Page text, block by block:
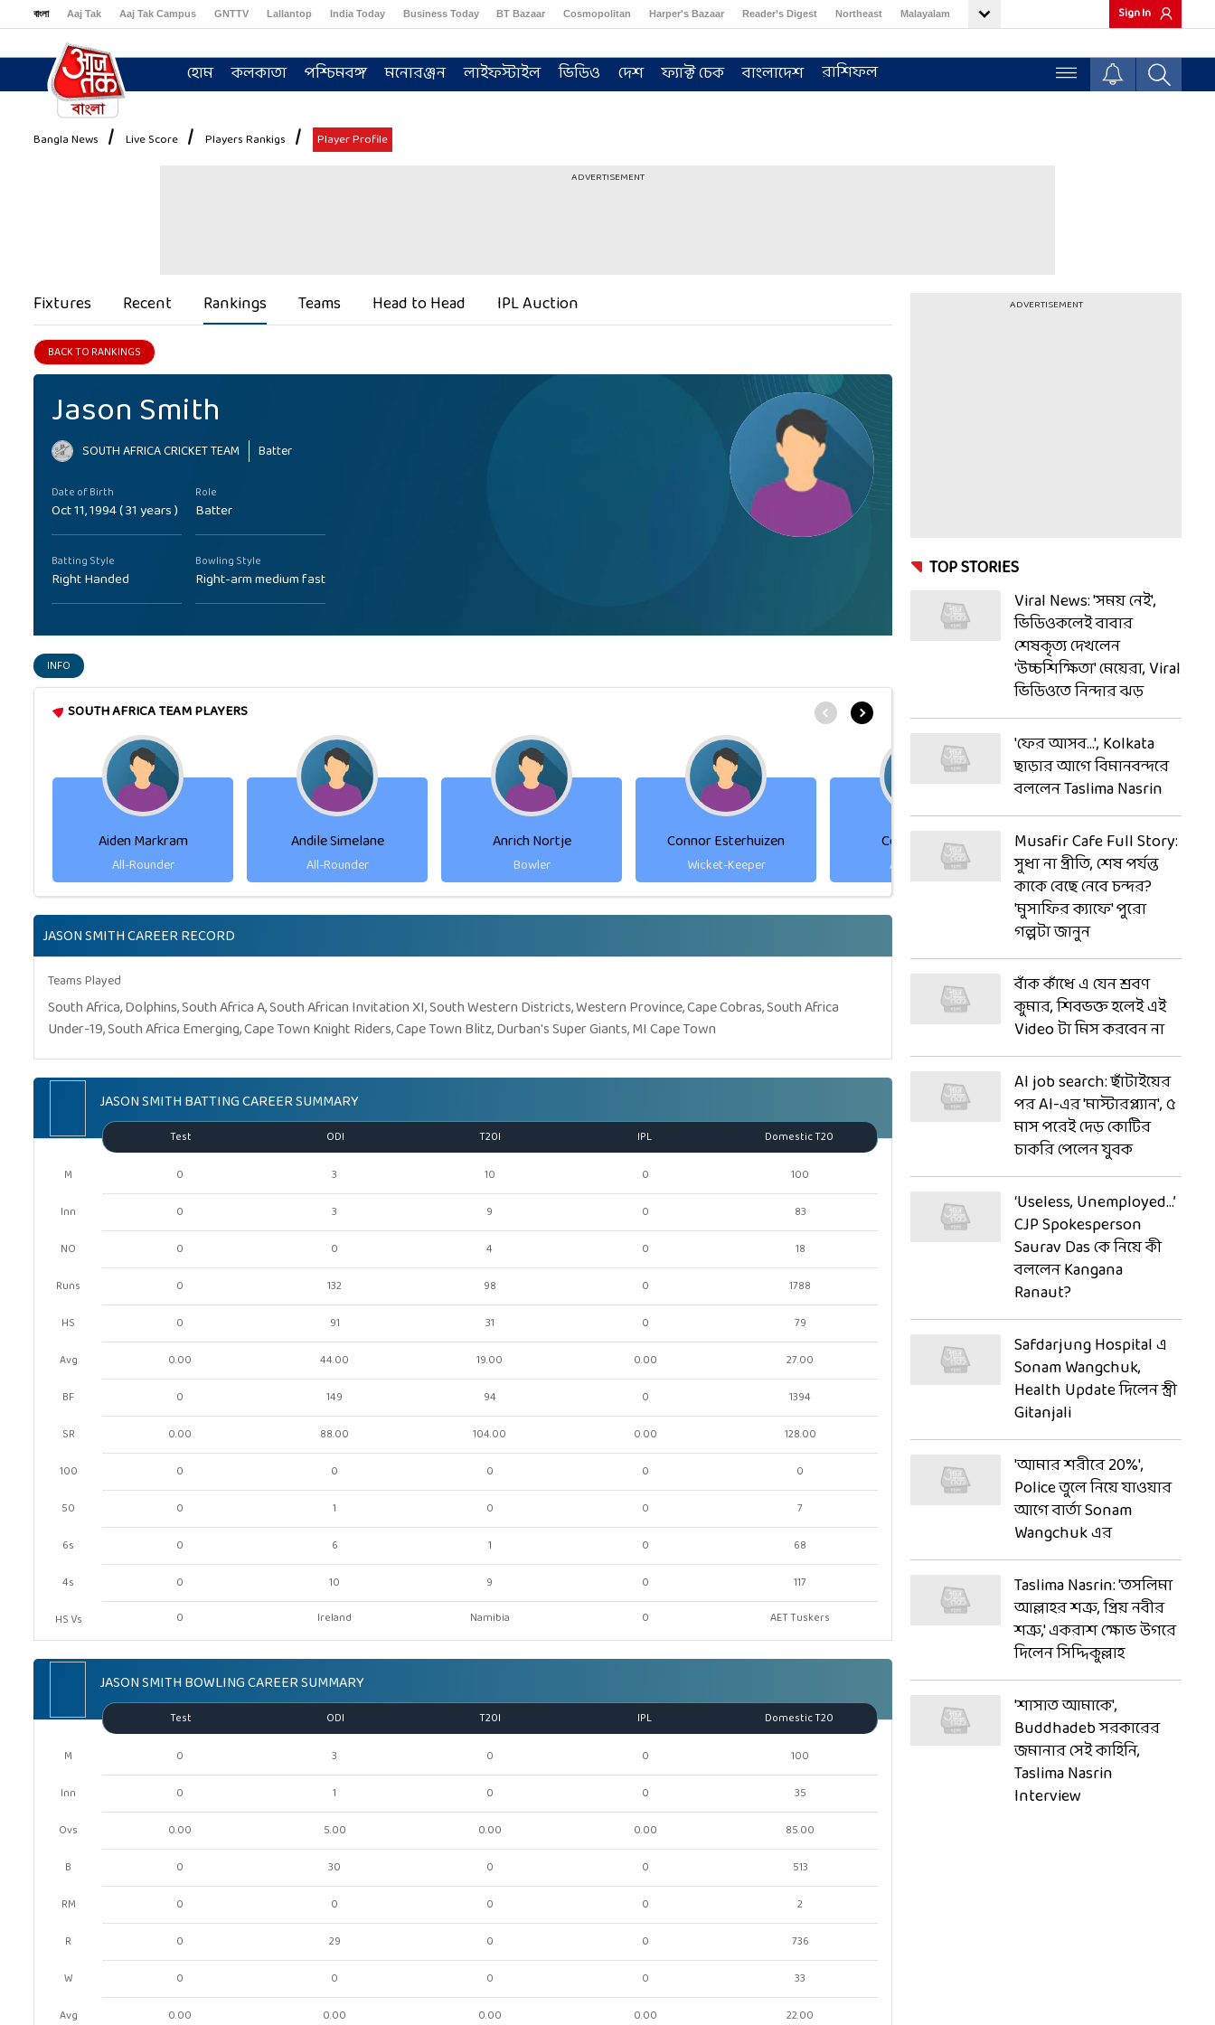
বাংলা Aaj Tak Aaj Tak Campus GNTTV Lallantop India Today Business Today BT Bazaar Cosmopolitan Harper's Bazaar Reader’s Digest Northeast Malayalam Sign In
হোম কলকাতা পশ্চিমবঙ্গ মনোরঞ্জন লাইফস্টাইল ভিডিও দেশ ফ্যাক্ট চেক বাংলাদেশ রাশিফল
Bangla News Live Score Players Rankigs Player Profile
ADVERTISEMENT
Fixtures Recent Rankings Teams Head to Head IPL Auction
BACK TO RANKINGS
Jason Smith
SOUTH AFRICA CRICKET TEAM Batter
Date of Birth
Oct 11, 1994 ( 31 years )
Role
Batter
Batting Style
Right Handed
Bowling Style
Right-arm medium fast
INFO
SOUTH AFRICA TEAM PLAYERS
Aiden Markram
All-Rounder
Andile Simelane
All-Rounder
Anrich Nortje
Bowler
Connor Esterhuizen
Wicket-Keeper
Corbin Bosch
All-Rounder
David Miller
Batter
JASON SMITH CAREER RECORD
Teams Played
South Africa, Dolphins, South Africa A, South African Invitation XI, South Western Districts, Western Province, Cape Cobras, South Africa
Under-19, South Africa Emerging, Cape Town Knight Riders, Cape Town Blitz, Durban's Super Giants, MI Cape Town
JASON SMITH BATTING CAREER SUMMARY
M
Inn
NO
Runs
HS
Avg
BF
SR
100
50
6s
4s
HS Vs
Test ODI T20I IPL Domestic T20
0 3 10 0 100
0 3 9 0 83
0 0 4 0 18
0 132 98 0 1788
0 91 31 0 79
0.00 44.00 19.00 0.00 27.00
0 149 94 0 1394
0.00 88.00 104.00 0.00 128.00
0 0 0 0 0
0 1 0 0 7
0 6 1 0 68
0 10 9 0
117
0
Ireland Namibia 0 AET Tuskers
JASON SMITH BOWLING CAREER SUMMARY
M
Inn
Ovs
B
RM
R
W
Avg
Test ODI T20I IPL Domestic T20
0 3 0 0 100
0 1 0 0 35
0.00 5.00 0.00 0.00 85.00
0 30 0 0 513
0 0 0 0 2
0 29 0 0 736
0 0 0 0 33
0.00 0.00 0.00 0.00 22.00
ADVERTISEMENT
TOP STORIES
Viral News: 'সময় নেই',
ভিডিওকলেই বাবার
শেষকৃত্য দেখলেন
'উচ্চশিক্ষিতা' মেয়েরা, Viral
ভিডিওতে নিন্দার ঝড়
'ফের আসব...', Kolkata
ছাড়ার আগে বিমানবন্দরে
বললেন Taslima Nasrin
Musafir Cafe Full Story:
সুধা না প্রীতি, শেষ পর্যন্ত
কাকে বেছে নেবে চন্দর?
'মুসাফির ক্যাফে' পুরো
গল্পটা জানুন
বাঁক কাঁধে এ যেন শ্রবণ
কুমার, শিবভক্ত হলেই এই
Video টা মিস করবেন না
AI job search: ছাঁটাইয়ের
পর AI-এর 'মাস্টারপ্ল্যান', ৫
মাস পরেই দেড় কোটির
চাকরি পেলেন যুবক
‘Useless, Unemployed…’
CJP Spokesperson
Saurav Das কে নিয়ে কী
বললেন Kangana
Ranaut?
Safdarjung Hospital এ
Sonam Wangchuk,
Health Update দিলেন স্ত্রী
Gitanjali
'আমার শরীরে 20%',
Police তুলে নিয়ে যাওয়ার
আগে বার্তা Sonam
Wangchuk এর
Taslima Nasrin: 'তসলিমা
আল্লাহর শত্রু, প্রিয় নবীর
শত্রু,' একরাশ ক্ষোভ উগরে
দিলেন সিদ্দিকুল্লাহ
'শাসাত আমাকে',
Buddhadeb সরকারের
জমানার সেই কাহিনি,
Taslima Nasrin
Interview